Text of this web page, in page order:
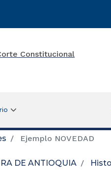
Ejemplo NOVEDAD
DE ANTIOQUIA